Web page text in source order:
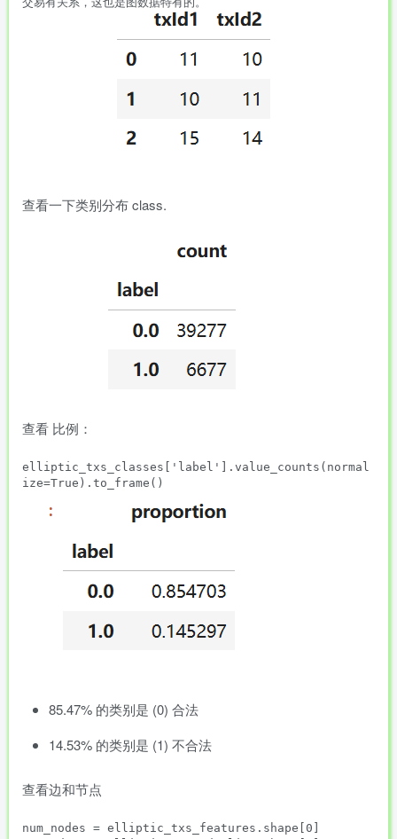
查看一下类别分布 class.
查看 比例：
elliptic_txs_classes['label'].value_counts(normal
85.47% 的类别是 (0) 合法
14.53% 的类别是 (1) 不合法
查看边和节点
num_nodes = elliptic_txs_features.shape[0]